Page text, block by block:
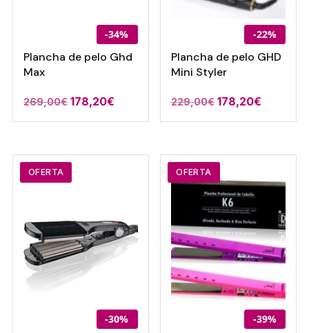
-34%
Plancha de pelo Ghd
Max
269,00€ El
precio
era:
178,20€El
precio
es:
-22%
Plancha de pelo GHD
Mini Styler
229,00€ El
precio
era:
178,20€
precio
es:
OFERTA
-30%
OFERTA
-39%